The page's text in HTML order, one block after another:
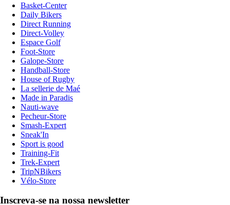
Basket-Center
Daily Bikers
Direct Running
Direct-Volley
Espace Golf
Foot-Store
Galope-Store
Handball-Store
House of Rugby
La sellerie de Maé
Made in Paradis
Nauti-wave
Pecheur-Store
Smash-Expert
Sneak'In
Sport is good
Training-Fit
Trek-Expert
TripNBikers
Vélo-Store
Inscreva-se na nossa newsletter